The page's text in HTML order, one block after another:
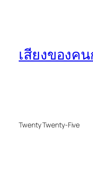
เสียงของค
Twenty Twenty-Five